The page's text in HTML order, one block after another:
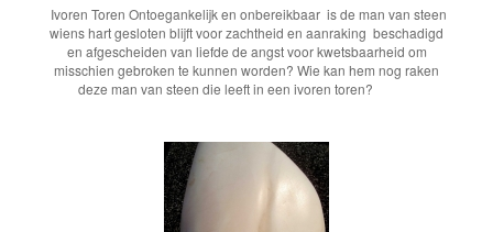
Ivoren Toren Ontoegankelijk en onbereikbaar is de man van steen
wiens hart gesloten blijft voor zachtheid en aanraking beschadigd
en afgescheiden van liefde de angst voor kwetsbaarheid om
misschien gebroken te kunnen worden? Wie kan hem nog raken
deze man van steen die leeft in een ivoren toren?